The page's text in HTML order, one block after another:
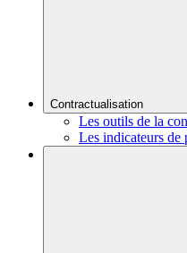
Contractualisation
Les outils de la
Les indicateurs de